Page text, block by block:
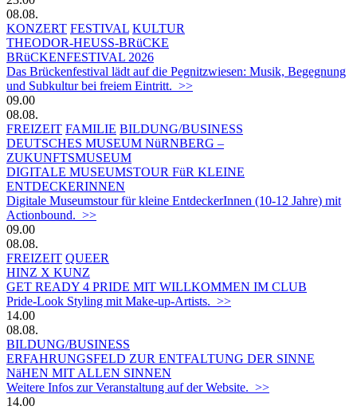
08.08.
KONZERT FESTIVAL KULTUR
THEODOR-HEUSS-BRüCKE
BRüCKENFESTIVAL 2026
Das Brückenfestival lädt auf die Pegnitzwiesen: Musik, Begegnung
und Subkultur bei freiem Eintritt. >>
09.00
08.08.
FREIZEIT FAMILIE BILDUNG/BUSINESS
DEUTSCHES MUSEUM NüRNBERG –
ZUKUNFTSMUSEUM
DIGITALE MUSEUMSTOUR FüR KLEINE
ENTDECKERINNEN
Digitale Museumstour für kleine EntdeckerInnen (10-12 Jahre) mit
Actionbound. >>
09.00
08.08.
FREIZEIT QUEER
HINZ X KUNZ
GET READY 4 PRIDE MIT WILLKOMMEN IM CLUB
Pride-Look Styling mit Make-up-Artists. >>
14.00
08.08.
BILDUNG/BUSINESS
ERFAHRUNGSFELD ZUR ENTFALTUNG DER SINNE
NäHEN MIT ALLEN SINNEN
Weitere Infos zur Veranstaltung auf der Website. >>
14.00